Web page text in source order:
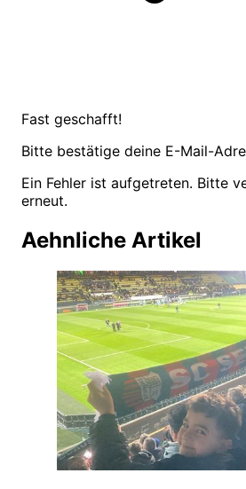
Fast geschafft!
Bitte bestätige deine E-Mail-
Ein Fehler ist aufgetreten. Bitte
erneut.
Aehnliche Artikel